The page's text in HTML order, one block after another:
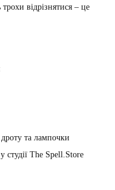
відрізнятися – це
та лампочки
студії The Spell.Store